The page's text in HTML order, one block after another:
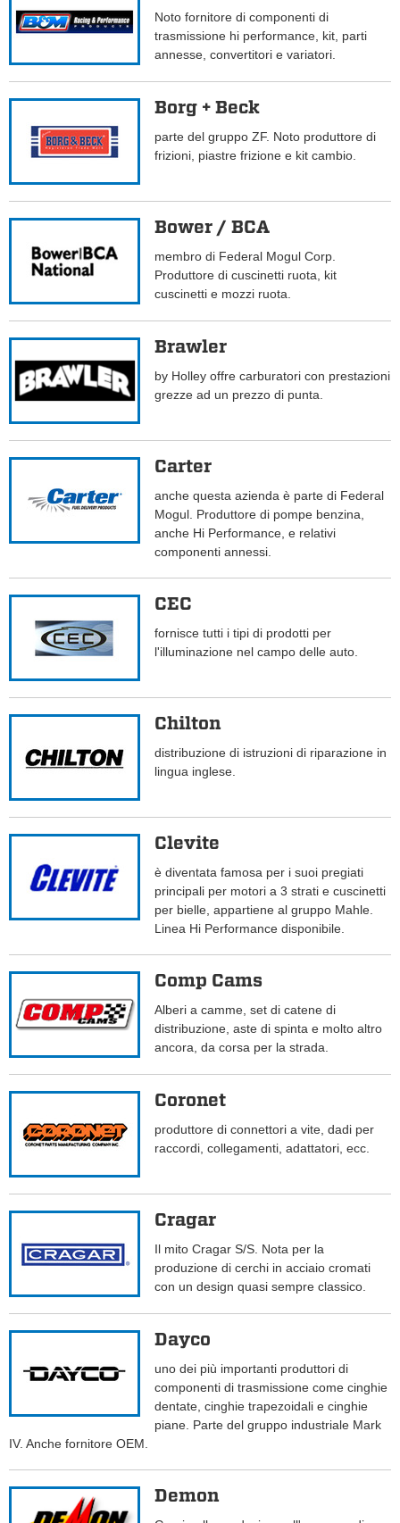
Noto fornitore di componenti di
trasmissione hi performance, kit, parti
annesse, convertitori e variatori.
Borg + Beck
parte del gruppo ZF. Noto produttore di
frizioni, piastre frizione e kit cambio.
Bower / BCA
membro di Federal Mogul Corp.
Produttore di cuscinetti ruota, kit
cuscinetti e mozzi ruota.
Brawler
by Holley offre carburatori con prestazioni
grezze ad un prezzo di punta.
Carter
anche questa azienda è parte di Federal
Mogul. Produttore di pompe benzina,
anche Hi Performance, e relativi
componenti annessi.
CEC
fornisce tutti i tipi di prodotti per
l'illuminazione nel campo delle auto.
Chilton
distribuzione di istruzioni di riparazione in
lingua inglese.
Clevite
è diventata famosa per i suoi pregiati
principali per motori a 3 strati e cuscinetti
per bielle, appartiene al gruppo Mahle.
Linea Hi Performance disponibile.
Comp Cams
Alberi a camme, set di catene di
distribuzione, aste di spinta e molto altro
ancora, da corsa per la strada.
Coronet
produttore di connettori a vite, dadi per
raccordi, collegamenti, adattatori, ecc.
Cragar
Il mito Cragar S/S. Nota per la
produzione di cerchi in acciaio cromati
con un design quasi sempre classico.
Dayco
uno dei più importanti produttori di
componenti di trasmissione come cinghie
dentate, cinghie trapezoidali e cinghie
piane. Parte del gruppo industriale Mark
IV. Anche fornitore OEM.
Demon